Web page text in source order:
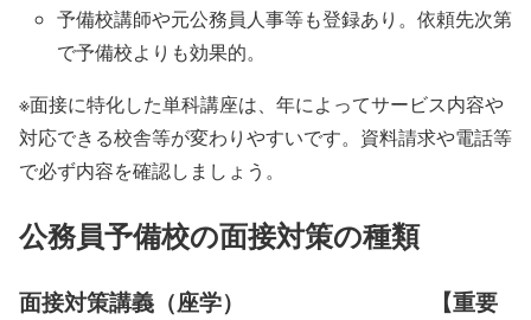
予備校講師や元公務員人事等も登録あり。依頼先次第
で予備校よりも効果的。
※面接に特化した単科講座は、年によってサービス内容や
対応できる校舎等が変わりやすいです。資料請求や電話等
で必ず内容を確認しましょう。
公務員予備校の面接対策の種類
面接対策講義（座学） 【重要